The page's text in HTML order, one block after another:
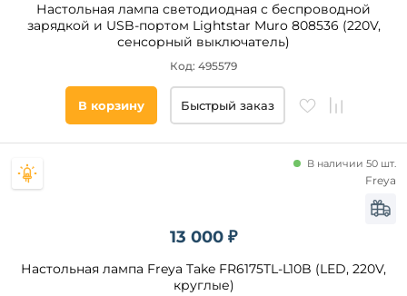
Настольная лампа светодиодная с беспроводной
зарядкой и USB-портом Lightstar Muro 808536 (220V,
сенсорный выключатель)
Код: 495579
В корзину Быстрый заказ
13 000 ₽
Настольная лампа Freya Take FR6175TL-L10B (LED, 220V,
круглые)
В наличии 50 шт.
Freya